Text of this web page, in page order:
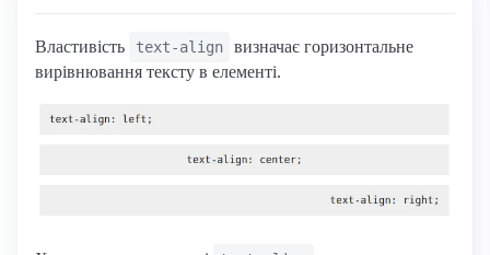
Властивість text-align
визначає горизонтальне
вирівнювання тексту в елементі.